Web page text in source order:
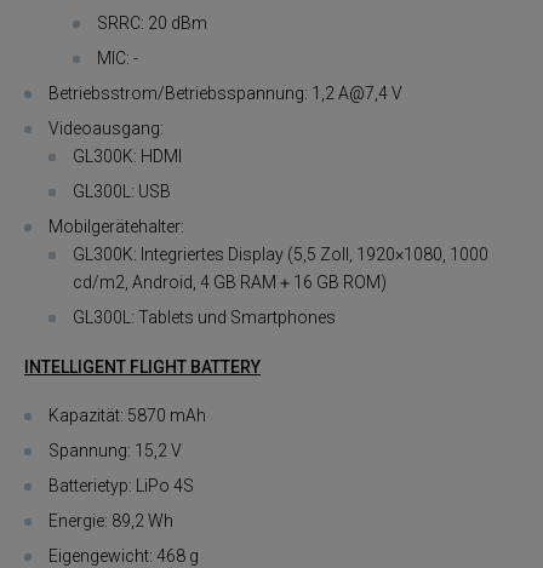
SRRC: 20 dBm
MIC: -
Betriebsstrom/Betriebsspannung: 1,2 A@7,4 V
Videoausgang:
GL300K: HDMI
GL300L: USB
Mobilgerätehalter:
GL300K: Integriertes Display (5,5 Zoll, 1920×1080, 1000
cd/m2, Android, 4 GB RAM＋16 GB ROM)
GL300L: Tablets und Smartphones
INTELLIGENT FLIGHT BATTERY
Kapazität: 5870 mAh
Spannung: 15,2 V
Batterietyp: LiPo 4S
Energie: 89,2 Wh
Eigengewicht: 468 g